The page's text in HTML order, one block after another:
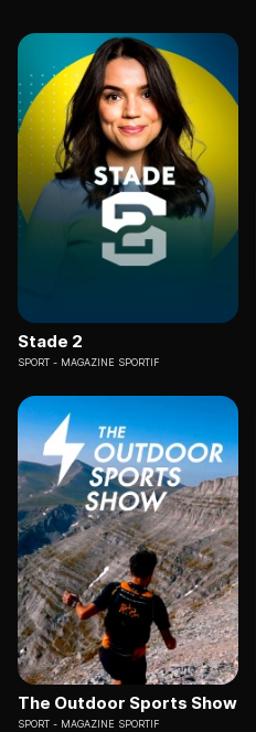
Stade 2
SPORT MAGAZINE SPORTIF
The Outdoor Sports Show
SPORT MAGAZINE SPORTIF